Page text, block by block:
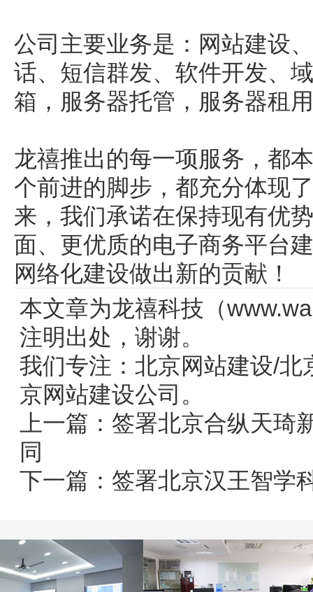
公司主要业务是：网站建设
话、短信群发、软件开发、
箱，服务器托管，服务器租
龙禧推出的每一项服务，都
个前进的脚步，都充分体现
来，我们承诺在保持现有优
面、更优质的电子商务平台
网络化建设做出新的贡献！
本文章为龙禧科技（
注明出处，谢谢。
我们专注： 北京网站建设/北
京网站建设公司。
上一篇： 签署北京合纵天琦
同
下一篇： 签署北京汉王智学